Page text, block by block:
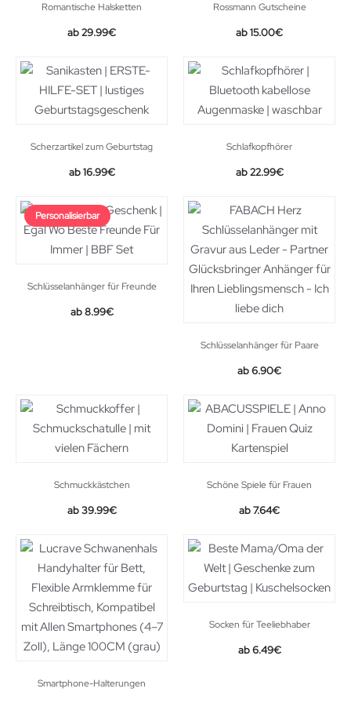
Romantische Halsketten
Original
was:
29.99€Current
is:
Rossmann Gutscheine
15.00€
Scherzartikel zum Geburtstag
16.99€
Schlafkopfhörer
22.99€
Personalisierbar
Schlüsselanhänger für Freunde
8.99€
Schlüsselanhänger für Paare
6.90€
Schmuckkästchen
39.99€
Schöne Spiele für Frauen
Original
was:
7.64€Current
is:
Smartphone-Halterungen
Socken für Teeliebhaber
6.49€